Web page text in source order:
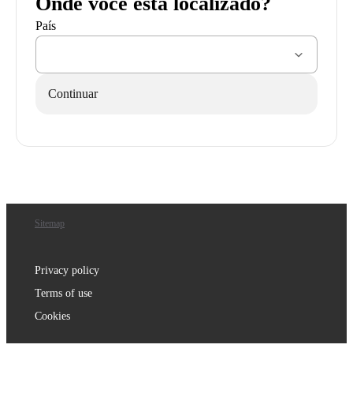
País
Continuar
Sitemap
Privacy policy
Terms of use
Cookies